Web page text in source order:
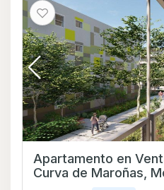
Apartamento en
Curva de Maroñas,